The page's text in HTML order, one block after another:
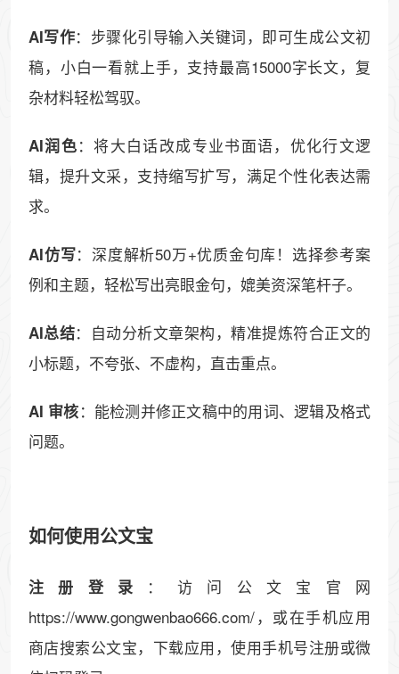
AI写作：步骤化引导输入关键词，即可生成公文初
稿，小白一看就上手，支持最高15000字长文，复
杂材料轻松驾驭。
AI润色：将大白话改成专业书面语，优化行文逻
辑，提升文采，支持缩写扩写，满足个性化表达需
求。
AI仿写：深度解析50万+优质金句库！选择参考案
例和主题，轻松写出亮眼金句，媲美资深笔杆子。
AI总结：自动分析文章架构，精准提炼符合正文的
小标题，不夸张、不虚构，直击重点。
AI 审核：能检测并修正文稿中的用词、逻辑及格式
问题。
如何使用公文宝
注册登录
：访问公文宝官网
https://www.gongwenbao666.com/，或在手机应用
商店搜索公文宝，下载应用，使用手机号注册或微